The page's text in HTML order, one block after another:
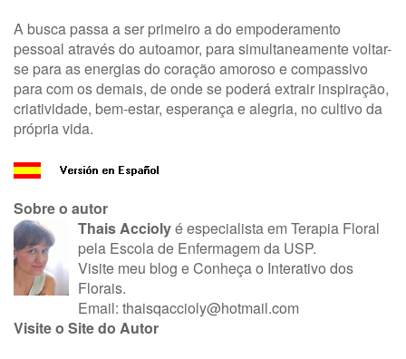
A busca passa a ser primeiro a do empoderamento
pessoal através do autoamor, para simultaneamente voltar-
se para as energias do coração amoroso e compassivo
para com os demais, de onde se poderá extrair inspiração,
criatividade, bem-estar, esperança e alegria, no cultivo da
própria vida.
Sobre o autor
Thais Acciolyé especialista em Terapia Floral
pela Escola de Enfermagem da USP.
Visite meu blog eConheça o Interativo dos
Florais.
Email: thaisqaccioly@hotmail.com
Visite o Site do Autor